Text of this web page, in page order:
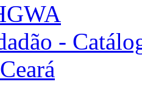
-